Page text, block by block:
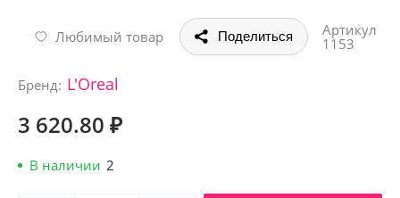
Любимый товар Поделиться
Артикул
1153
Бренд: L'Oreal
3 620.80 ₽
В наличии 2